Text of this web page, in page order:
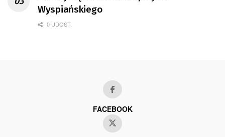
Wyspiańskiego
0 UDOST.
FACEBOOK